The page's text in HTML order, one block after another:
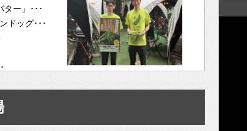
ー」･･･
ドッグ･･･
･･･
･･･